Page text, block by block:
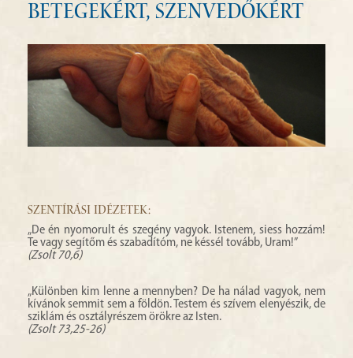
SZENTÍRÁSOLVASÁS
JELENTKEZÉS
betegekért, szenvedőkért
SZENTÍRÁSI IDÉZETEK:
„De én nyomorult és szegény vagyok. Istenem, siess hozzám!
Te vagy segítőm és szabadítóm, ne késsél tovább, Uram!”
(Zsolt 70,6)
„Különben kim lenne a mennyben? De ha nálad vagyok, nem
kívánok semmit sem a földön. Testem és szívem elenyészik, de
sziklám és osztályrészem örökre az Isten.
(Zsolt 73,25-26)